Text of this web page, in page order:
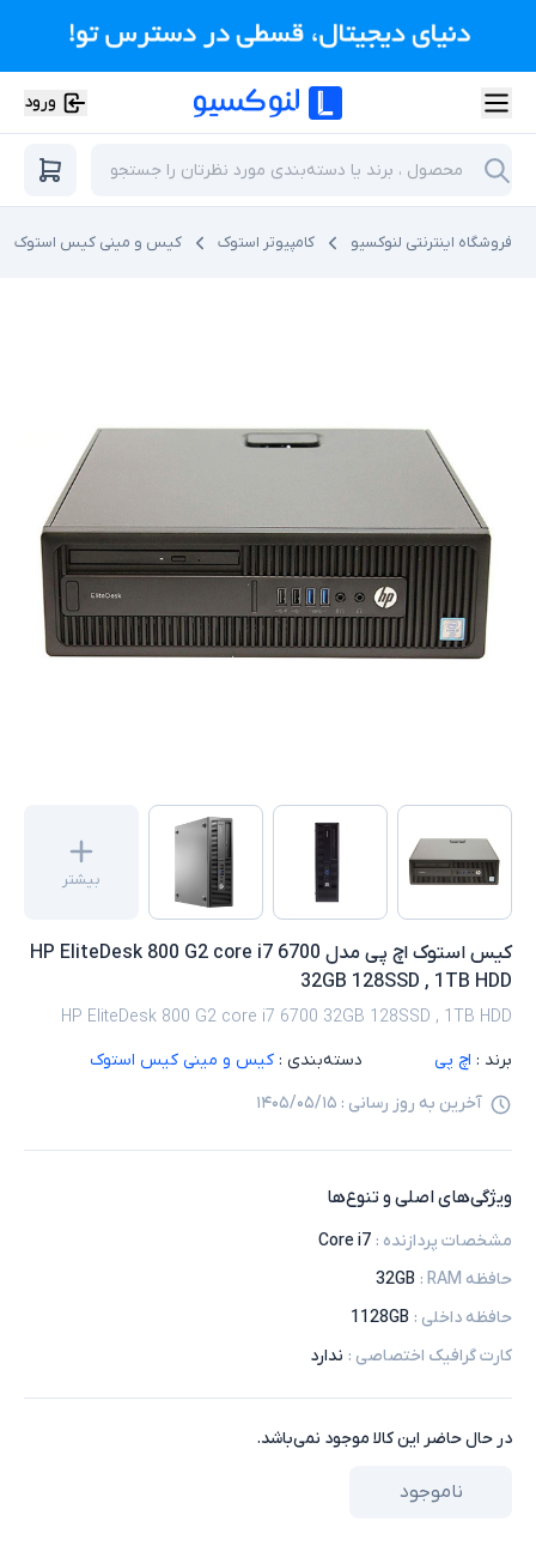
ورود
فروشگاه اینترنتی لنوکسیو کامپیوتر استوک کیس و مینی کیس استوک
بیشتر
کیس استوک اچ پی مدل HP EliteDesk 800 G2 core i7 6700
32GB 128SSD , 1TB HDD
HP EliteDesk 800 G2 core i7 6700 32GB 128SSD , 1TB HDD
برند : اچ پی دسته‌بندی : کیس و مینی کیس استوک
آخرین به روز رسانی : ۱۴۰۵/۰۵/۱۵
ویژگی‌های اصلی و تنوع‌ها
مشخصات پردازنده :
Core i7
حافظه RAM
:
32GB
حافظه داخلی :
1128GB
کارت گرافیک اختصاصی : ندارد
در حال حاضر این کالا موجود نمی‌باشد.
ناموجود